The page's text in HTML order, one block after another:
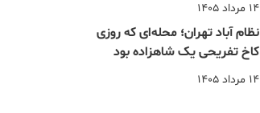
14 مرداد 1405
نظام‌ آباد تهران؛ محله‌ای که روزی
کاخ تفریحی یک شاهزاده بود
14 مرداد 1405